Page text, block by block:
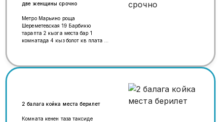
две женщины срочно
Метро Марьино роща
Шереметевская 19 Барбикю
тарапта 2 кызга места бар 1
комнатада 4 кыз болот кв плата 15
2 балага койка места берилет
Комната кенен таза таксиде